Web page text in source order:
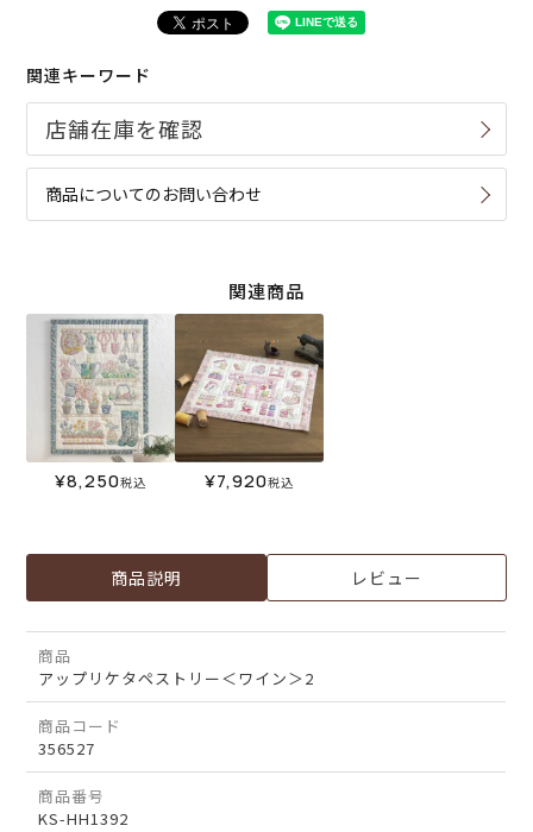
関連キーワード
商品についてのお問い合わせ
関連商品
¥8,250税込 ¥7,920税込
商品説明 レビュー
商品
アップリケタペストリー＜ワイン＞2
商品コード
356527
商品番号
KS-HH1392